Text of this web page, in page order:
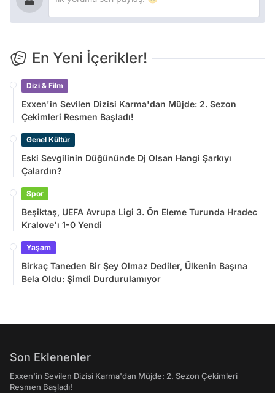
En Yeni İçerikler!
Dizi & Film
Exxen'in Sevilen Dizisi Karma'dan Müjde: 2. Sezon
Çekimleri Resmen Başladı!
Genel Kültür
Eski Sevgilinin Düğününde Dj Olsan Hangi Şarkıyı
Çalardın?
Spor
Beşiktaş, UEFA Avrupa Ligi 3. Ön Eleme Turunda Hradec
Kralove'ı 1-0 Yendi
Yaşam
Birkaç Taneden Bir Şey Olmaz Dediler, Ülkenin Başına
Bela Oldu: Şimdi Durdurulamıyor
Son Eklenenler
Exxen'in Sevilen Dizisi Karma'dan Müjde: 2. Sezon Çekimleri
Resmen Başladı!